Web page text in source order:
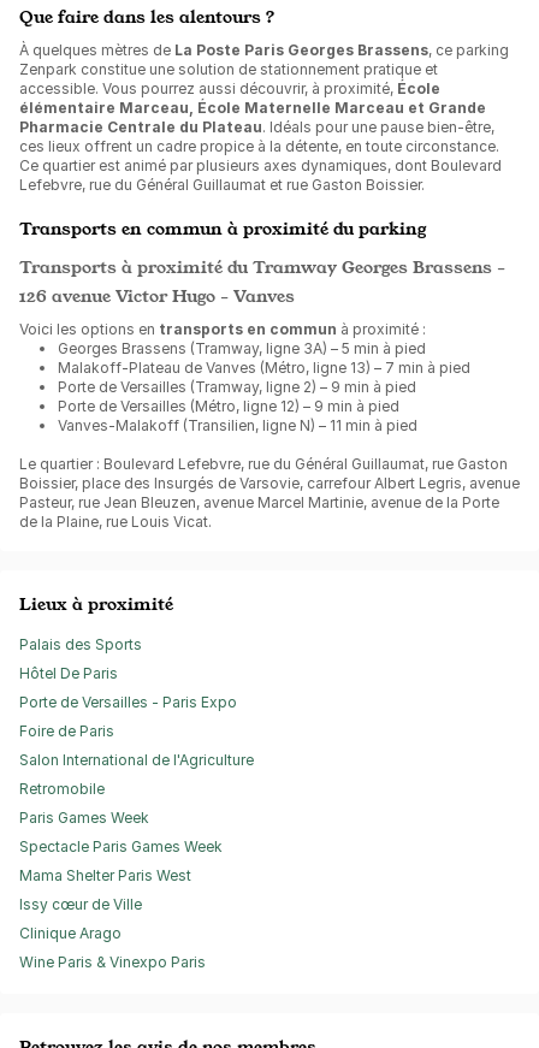
Que faire dans les alentours ?
À quelques mètres de La Poste Paris Georges Brassens, ce parking
Zenpark constitue une solution de stationnement pratique et
accessible. Vous pourrez aussi découvrir, à proximité, École
élémentaire Marceau, École Maternelle Marceau et Grande
Pharmacie Centrale du Plateau. Idéals pour une pause bien-être,
ces lieux offrent un cadre propice à la détente, en toute circonstance.
Ce quartier est animé par plusieurs axes dynamiques, dont Boulevard
Lefebvre, rue du Général Guillaumat et rue Gaston Boissier.
Transports en commun à proximité du parking
Transports à proximité du Tramway Georges Brassens -
126 avenue Victor Hugo - Vanves
Voici les options en transports en commun à proximité :
Georges Brassens (Tramway, ligne 3A) – 5 min à pied
Malakoff-Plateau de Vanves (Métro, ligne 13) – 7 min à pied
Porte de Versailles (Tramway, ligne 2) – 9 min à pied
Porte de Versailles (Métro, ligne 12) – 9 min à pied
Vanves-Malakoff (Transilien, ligne N) – 11 min à pied
Le quartier : Boulevard Lefebvre, rue du Général Guillaumat, rue Gaston
Boissier, place des Insurgés de Varsovie, carrefour Albert Legris, avenue
Pasteur, rue Jean Bleuzen, avenue Marcel Martinie, avenue de la Porte
de la Plaine, rue Louis Vicat.
Lieux à proximité
Palais des Sports
Hôtel De Paris
Porte de Versailles - Paris Expo
Foire de Paris
Salon International de l'Agriculture
Retromobile
Paris Games Week
Spectacle Paris Games Week
Mama Shelter Paris West
Issy cœur de Ville
Clinique Arago
Wine Paris & Vinexpo Paris